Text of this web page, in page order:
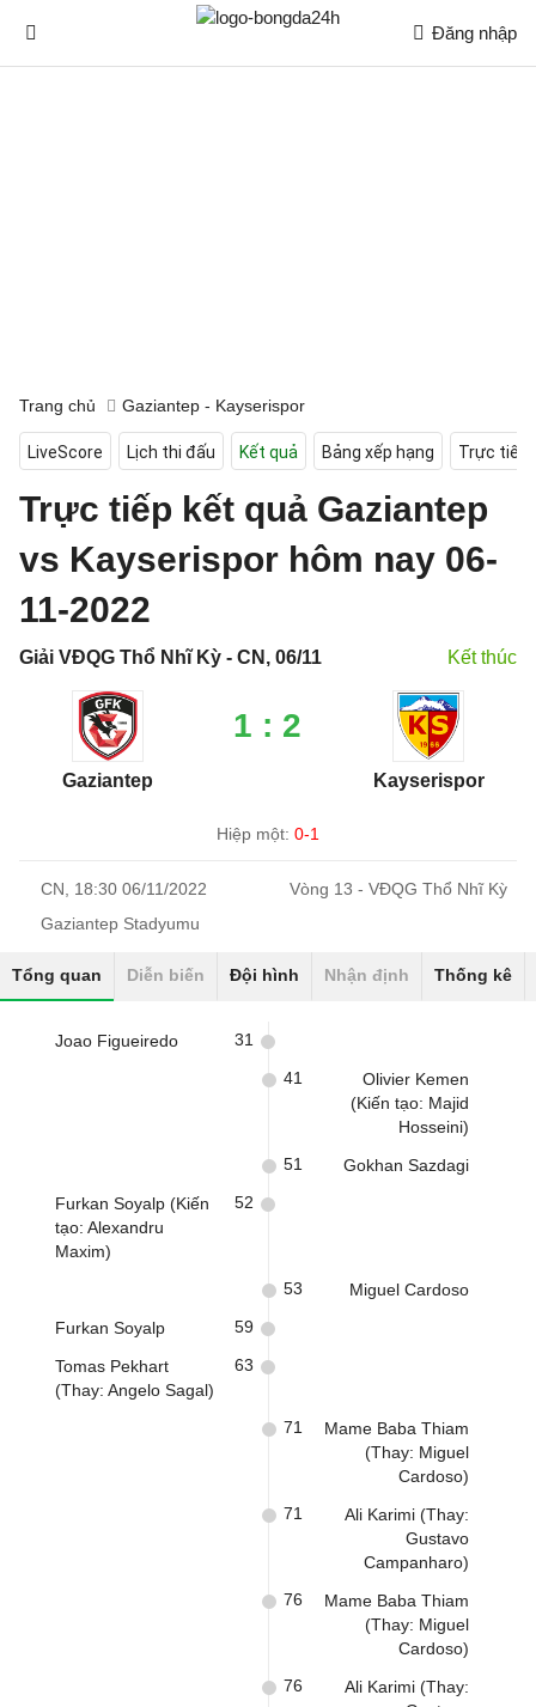
Đăng nhập
Trang chủ Gaziantep - Kayserispor
LiveScore Lịch thi đấu Kết quả Bảng xếp hạng Trực tiếp
Trực tiếp kết quả Gaziantep
vs Kayserispor hôm nay 06-
11-2022
Giải VĐQG Thổ Nhĩ Kỳ - CN, 06/11 Kết thúc
Gaziantep
1 : 2
Kayserispor
Hiệp một: 0-1
CN, 18:30 06/11/2022
Vòng 13 - VĐQG Thổ Nhĩ Kỳ
Gaziantep Stadyumu
Tổng quan Diễn biến Đội hình Nhận định Thống kê
Joao Figueiredo 31
Olivier Kemen
(Kiến tạo: Majid
Hosseini)
41
Gokhan Sazdagi
51
Furkan Soyalp (Kiến
tạo: Alexandru
Maxim)
52
Miguel Cardoso
53
Furkan Soyalp 59
Tomas Pekhart
(Thay: Angelo Sagal)
63
Mame Baba Thiam
(Thay: Miguel
Cardoso)
71
Ali Karimi (Thay:
Gustavo
Campanharo)
71
Mame Baba Thiam
(Thay: Miguel
Cardoso)
76
Ali Karimi (Thay:
76